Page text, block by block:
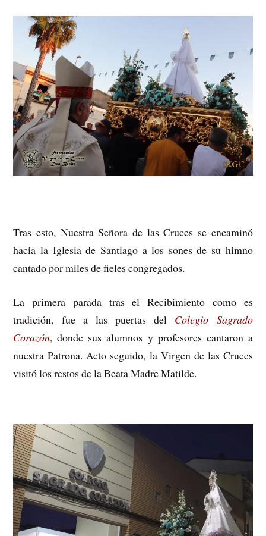
Tras esto, Nuestra Señora de las Cruces se encaminó
hacia la Iglesia de Santiago a los sones de su himno
cantado por miles de fieles congregados.
La primera parada tras el Recibimiento como es
tradición, fue a las puertas del Colegio Sagrado
Corazón, donde sus alumnos y profesores cantaron a
nuestra Patrona. Acto seguido, la Virgen de las Cruces
visitó los restos de la Beata Madre Matilde.